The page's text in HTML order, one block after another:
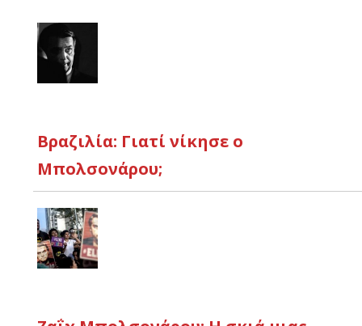
Βραζιλία: Γιατί νίκησε ο
Μπολσονάρου;